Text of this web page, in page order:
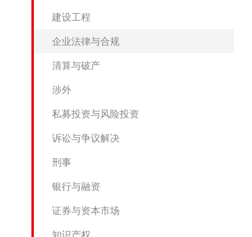
建设工程
企业法律与合规
清算与破产
涉外
私募投资与风险投资
诉讼与争议解决
刑事
银行与融资
证券与资本市场